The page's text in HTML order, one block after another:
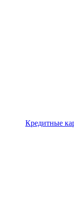
Кредитные